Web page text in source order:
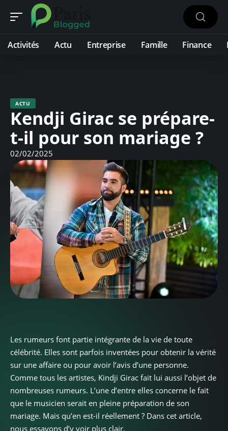
Activités Actu Entreprise Famille Finance
ACTU
Kendji Girac se prépare-
t-il pour son mariage ?
02/02/2025
Les rumeurs font partie intégrante de la vie de toute
célébrité. Elles sont parfois inventées pour obtenir la vérité
sur une affaire ou pour avoir l’avis d’une personne.
Comme tous les artistes, Kindji Girac fait lui aussi l’objet de
nombreuses rumeurs. L’une d’entre elles concerne le fait
que le musicien serait en pleine préparation de son
mariage. Mais qu’en est-il réellement ? Dans cet article,
nous essayons d’y voir plus clair.